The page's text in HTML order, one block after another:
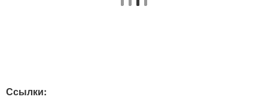
Ссылки: